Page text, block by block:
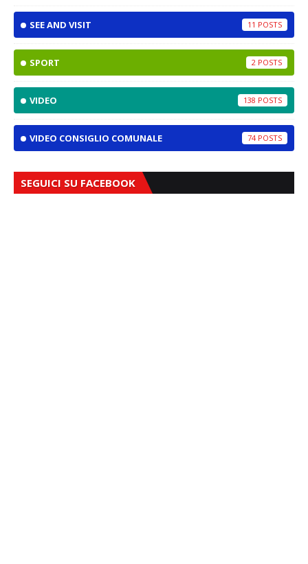
SEE AND VISIT 11
SPORT 2
VIDEO 138
VIDEO CONSIGLIO COMUNALE 74
SEGUICI SU FACEBOOK